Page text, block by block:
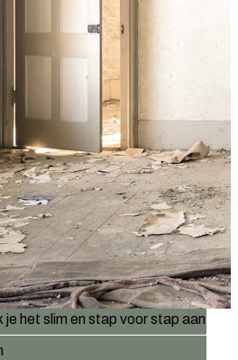
het slim en stap voor stap aan